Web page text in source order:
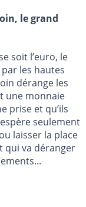
le grand
soit l’euro, le
les hautes
dérange les
une monnaie
prise et qu’ils
seulement
laisser la place
qui va déranger